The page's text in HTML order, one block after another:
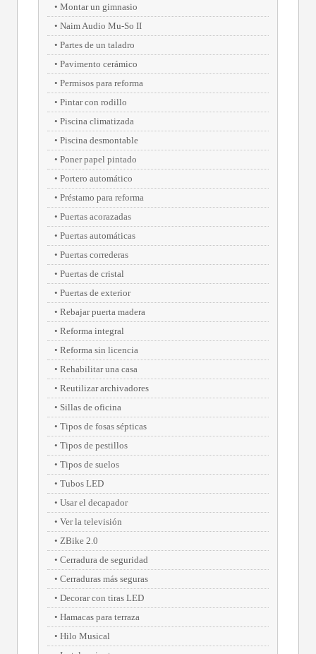
Montar un gimnasio
Naim Audio Mu-So II
Partes de un taladro
Pavimento cerámico
Permisos para reforma
Pintar con rodillo
Piscina climatizada
Piscina desmontable
Poner papel pintado
Portero automático
Préstamo para reforma
Puertas acorazadas
Puertas automáticas
Puertas correderas
Puertas de cristal
Puertas de exterior
Rebajar puerta madera
Reforma integral
Reforma sin licencia
Rehabilitar una casa
Reutilizar archivadores
Sillas de oficina
Tipos de fosas sépticas
Tipos de pestillos
Tipos de suelos
Tubos LED
Usar el decapador
Ver la televisión
ZBike 2.0
Cerradura de seguridad
Cerraduras más seguras
Decorar con tiras LED
Hamacas para terraza
Hilo Musical